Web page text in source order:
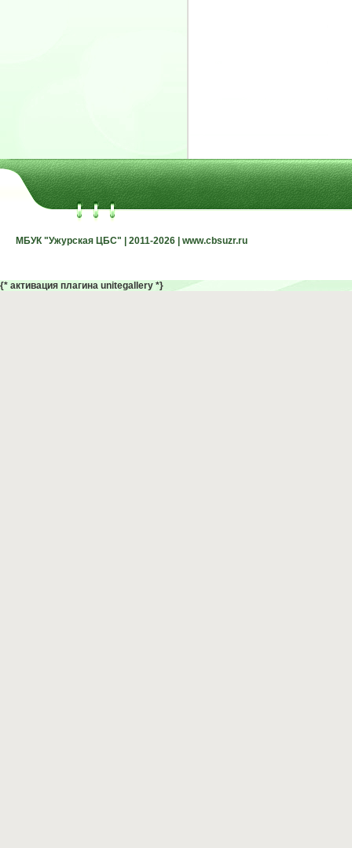
МБУК "Ужурская ЦБС" | 2011-2026 | www.cbsuzr.ru
МБУК "Ужурская ЦБС" | 2011-2026 | www.cbsuzr.ru
{* активация плагина unitegallery *}